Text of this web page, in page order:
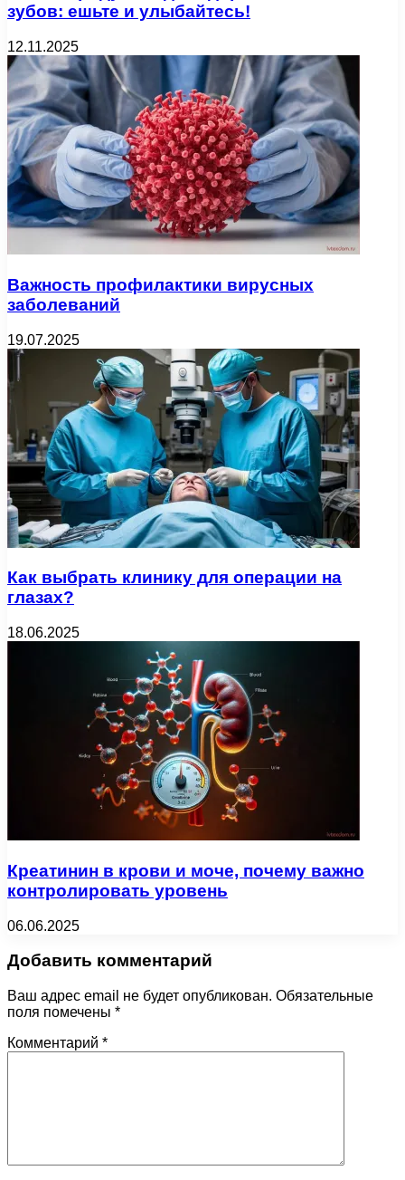
зубов: ешьте и улыбайтесь!
12.11.2025
Важность профилактики вирусных
заболеваний
19.07.2025
Как выбрать клинику для операции на
глазах?
18.06.2025
Креатинин в крови и моче, почему важно
контролировать уровень
06.06.2025
Добавить комментарий
Ваш адрес email не будет опубликован. Обязательные
поля помечены *
Комментарий *